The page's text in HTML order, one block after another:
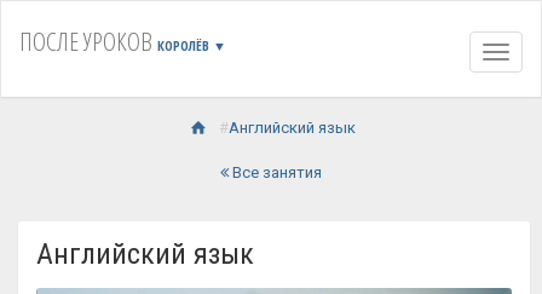
ПОСЛЕ УРОКОВ КОРОЛЁВ ▼
Английский язык
Все занятия
Английский язык